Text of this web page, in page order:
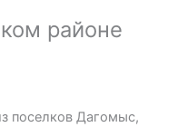
районе
поселков Дагомыс,